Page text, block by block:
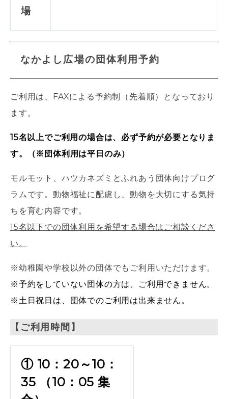
場
なかよし広場の団体利用予約
ご利用は、 FAXによる予約制（先着順）となっており
ます。
15名以上でご利用の場合は、必ず予約が必要となりま
す。（※団体利用は平日のみ）
モルモット、ハツカネズミとふれあう団体向けプログ
ラムです。動物福祉に配慮し、動物を大切にする気持
ちを育む内容です。
15名以下での団体利用を希望する場合はご相談くださ
い。
※幼稚園や学校以外の団体でもご利用いただけます。
※予約をしていない団体の方は、ご利用できません。
※土日祝日は、団体でのご利用は出来ません。
【ご利用時間】
① 10：20～10：
35 （10：05 集